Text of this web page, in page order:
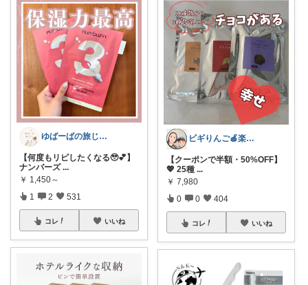
ゆばーばの旅じたく
【何度もリピしたくなる🥹💕】
ナンバーズ ...
￥ 1,450～
1 2 531
コレ いいね
ビギりんご🍎楽する暮らし🏠
【クーポンで半額・50%OFF】
💖 25種 ...
￥ 7,980
0 0 404
コレ いいね